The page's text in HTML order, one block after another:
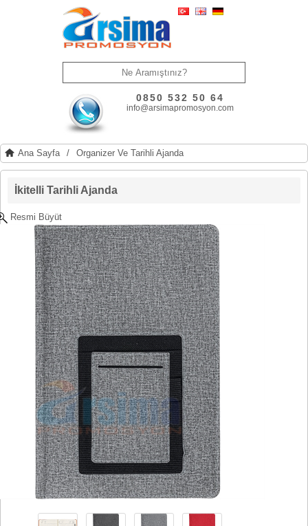
0850 532 50 64
info@arsimapromosyon.com
Ana Sayfa / Organizer Ve Tarihli Ajanda
İkitelli Tarihli Ajanda
Resmi Büyüt